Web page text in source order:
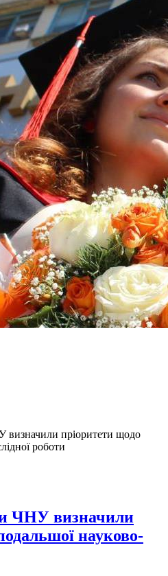
визначили пріоритети щодо
роботи
ЧНУ визначили
науково-